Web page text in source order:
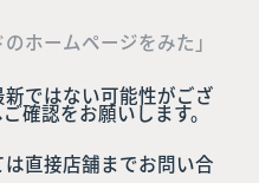
ホームページをみた」
ではない可能性がござ
確認をお願いします。
直接店舗までお問い合